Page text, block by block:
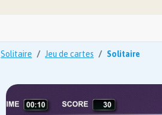
Solitaire Jeu de cartes Solitaire